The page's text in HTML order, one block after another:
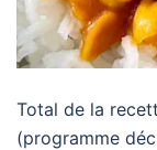
Total de la
(programme